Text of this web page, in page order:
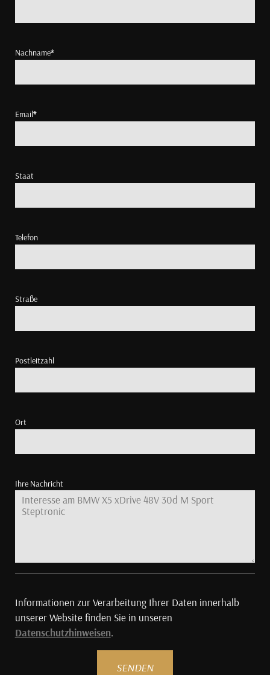
Nachname*
Email*
Staat
Telefon
Straße
Postleitzahl
Ort
Ihre Nachricht
Informationen zur Verarbeitung Ihrer Daten innerhalb
unserer Website finden Sie in unseren
Datenschutzhinweisen.
SENDEN